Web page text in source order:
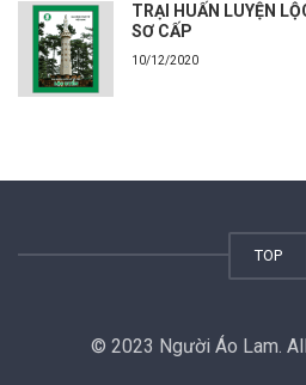
TRẠI HUẤN LUYỆN
SƠ CẤP
10/12/2020
TOP
© 2023 Người Áo Lam.